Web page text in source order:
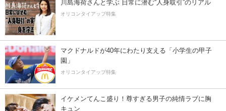
川島海荷さんと学ぶ 日常に潜む“人身取引”のリアル
オリコンタイアップ特集
マクドナルドが40年にわたり支える「小学生の甲子
園」
オリコンタイアップ特集
イケメンてんこ盛り！尊すぎる男子の純情ラブに胸
キュン